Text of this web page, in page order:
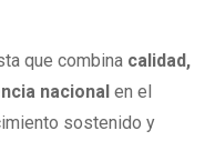
que combina calidad,
nacional en el
sostenido y